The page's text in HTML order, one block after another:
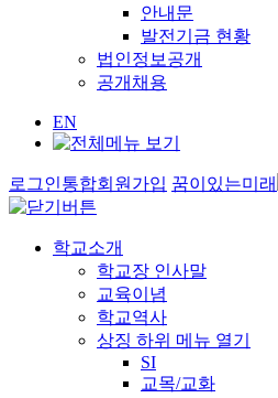
안내문
발전기금 현황
법인정보공개
공개채용
EN
로그인통합회원가입 꿈이있는미래
학교소개
학교장 인사말
교육이념
학교역사
상징 하위 메뉴 열기
SI
교목/교화